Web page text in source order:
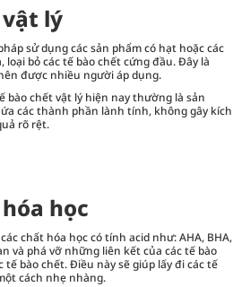
lý
sử dụng các sản phẩm có hạt hoặc các
loại bỏ các tế bào chết cứng đầu. Đây là
được nhiều người áp dụng.
bào chết vật lý hiện nay thường là sản
các thành phần lành tính, không gây kích
rõ rệt.
học
chất hóa học có tính acid như: AHA, BHA,
và phá vỡ những liên kết của các tế bào
bào chết. Điều này sẽ giúp lấy đi các tế
cách nhẹ nhàng.